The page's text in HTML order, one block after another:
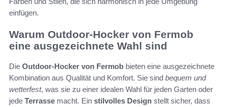
einfügen.
Warum Outdoor-Hocker von Fermob
eine ausgezeichnete Wahl sind
Die Outdoor-Hocker von Fermob bieten eine ausgezeichnete
Kombination aus Qualität und Komfort. Sie sind bequem und
wetterfest, was sie zu einer idealen Wahl für jeden Garten oder
jede Terrasse macht. Ein stilvolles Design stellt sicher, dass